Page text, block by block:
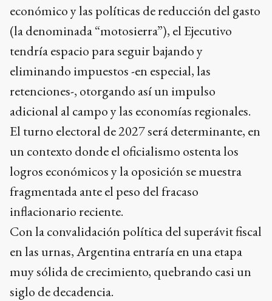
económico y las políticas de reducción del gasto
(la denominada “motosierra”), el Ejecutivo
tendría espacio para seguir bajando y
eliminando impuestos -en especial, las
retenciones-, otorgando así un impulso
adicional al campo y las economías regionales.
El turno electoral de 2027 será determinante, en
un contexto donde el oficialismo ostenta los
logros económicos y la oposición se muestra
fragmentada ante el peso del fracaso
inflacionario reciente.
Con la convalidación política del superávit fiscal
en las urnas, Argentina entraría en una etapa
muy sólida de crecimiento, quebrando casi un
siglo de decadencia.